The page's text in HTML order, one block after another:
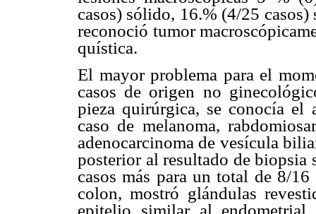
casos) sólido, 16.% (4/25
reconoció tumor
quística.
El mayor problema para el
casos de origen no
pieza quirúrgica, se conocía el
caso de melanoma,
adenocarcinoma de vesícula
posterior al resultado de
casos más para un total de 8/
colon, mostró glándulas
epitelio similar al